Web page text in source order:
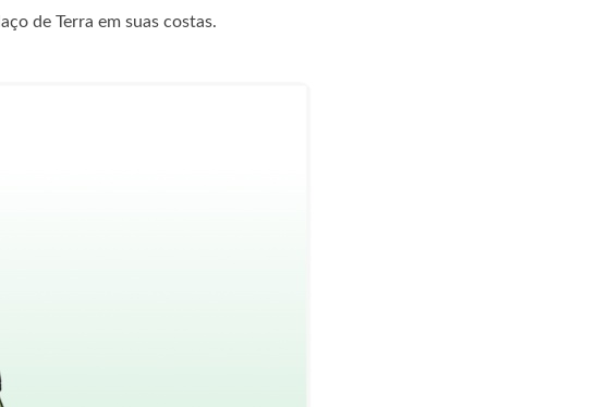
de Terra em suas costas.